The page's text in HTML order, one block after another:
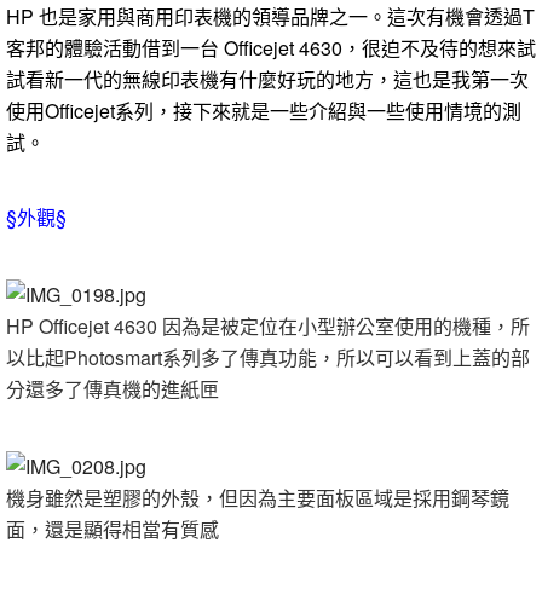
HP 也是家用與商用印表機的領導品牌之一。這次有機會透過T
客邦的體驗活動借到一台 Officejet 4630，很迫不及待的想來試
試看新一代的無線印表機有什麼好玩的地方，這也是我第一次
使用Officejet系列，接下來就是一些介紹與一些使用情境的測
試。
§外觀§
HP Officejet 4630 因為是被定位在小型辦公室使用的機種，所
以比起Photosmart系列多了傳真功能，所以可以看到上蓋的部
分還多了傳真機的進紙匣
機身雖然是塑膠的外殼，但因為主要面板區域是採用鋼琴鏡
面，還是顯得相當有質感